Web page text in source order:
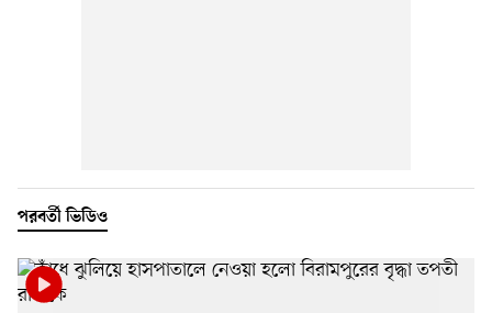
পরবর্তী ভিডিও